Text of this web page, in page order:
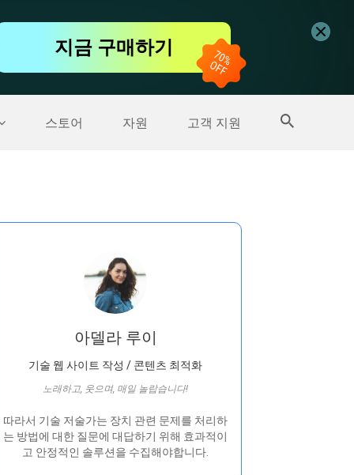
지금 구매하기
스토어 자원 고객 지원
더 많은 제품
아델라 루이
기술 웹 사이트 작성 / 콘텐츠 최적화
노래하고, 웃으며, 매일 놀랍습니다!
따라서 기술 저술가는 장치 관련 문제를 처리하
는 방법에 대한 질문에 대답하기 위해 효과적이
고 안정적인 솔루션을 수집해야합니다.